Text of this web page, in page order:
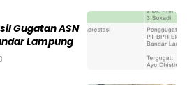
Gugatan ASN
Lampung